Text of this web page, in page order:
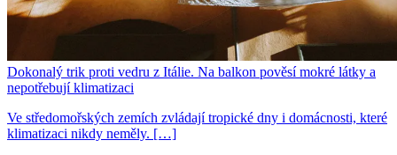
Dokonalý trik proti vedru z Itálie. Na balkon pověsí mokré látky a
nepotřebují klimatizaci
Ve středomořských zemích zvládají tropické dny i domácnosti, které
klimatizaci nikdy neměly. […]